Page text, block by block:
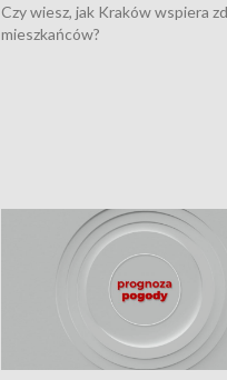
Czy wiesz, jak Kraków wspiera
mieszkańców?